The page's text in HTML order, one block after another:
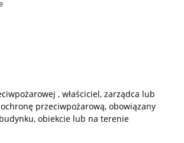
, właściciel, zarządca lub
przeciwpożarową, obowiązany
obiekcie lub na terenie